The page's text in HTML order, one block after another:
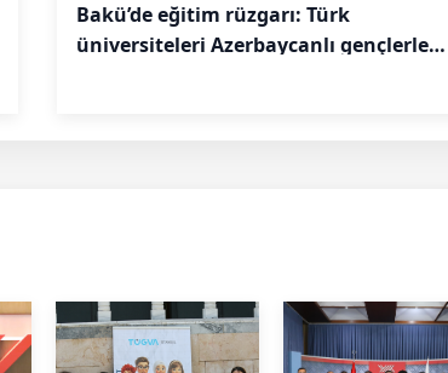
Bakü’de eğitim rüzgarı: Türk
üniversiteleri Azerbaycanlı gençlerle